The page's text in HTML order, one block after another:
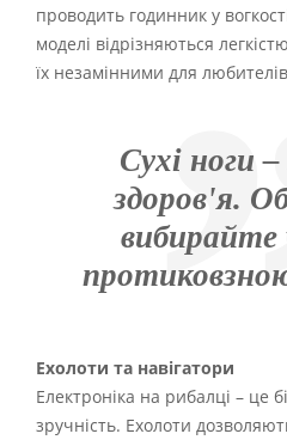
проводить годинник у
моделі відрізняються
їх незамінними для
Сухі ноги
здоров'я.
вибирайте
Ехолоти та навігатори
Електроніка на рибалці – це
зручність. Ехолоти